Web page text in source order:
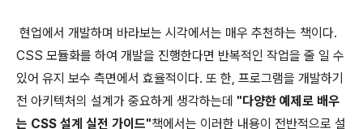
현업에서 개발하며 바라보는 시각에서는 매우 추천하는 책이다.
CSS 모듈화를 하여 개발을 진행한다면 반복적인 작업을 줄 일 수
있어 유지 보수 측면에서 효율적이다. 또 한, 프로그램을 개발하기
전 아키텍처의 설계가 중요하게 생각하는데 "다양한 예제로 배우
는 CSS 설계 실전 가이드"책에서는 이러한 내용이 전반적으로 설